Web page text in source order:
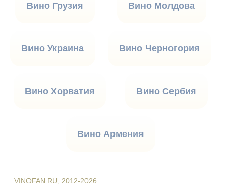
Вино Грузия Вино Молдова
Вино Украина Вино Черногория
Вино Хорватия Вино Сербия
Вино Армения
VINOFAN.RU, 2012-2026